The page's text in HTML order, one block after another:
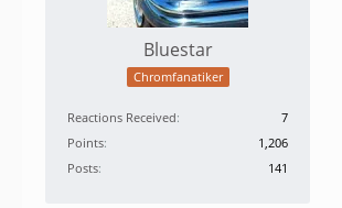
Bluestar
Chromfanatiker
Reactions Received
7
Points
1,206
Posts
141